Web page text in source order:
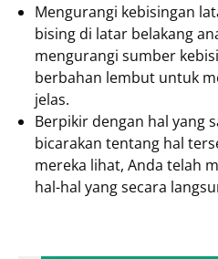
Mengurangi kebisingan
bising di latar belakang
mengurangi sumber
berbahan lembut untuk
jelas.
Berpikir dengan hal yang
bicarakan tentang hal
mereka lihat, Anda telah
hal-hal yang secara